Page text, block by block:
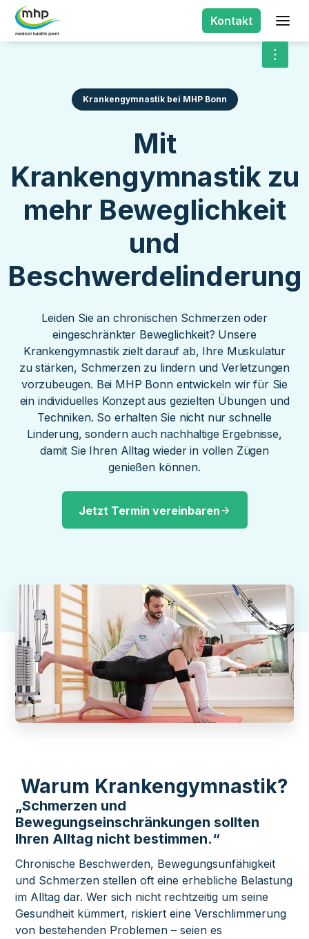
Kontakt
Krankengymnastik bei MHP Bonn
Mit
Krankengymnastik zu
mehr Beweglichkeit
und
Beschwerdelinderung
Leiden Sie an chronischen Schmerzen oder
eingeschränkter Beweglichkeit? Unsere
Krankengymnastik zielt darauf ab, Ihre Muskulatur
zu stärken, Schmerzen zu lindern und Verletzungen
vorzubeugen. Bei MHP Bonn entwickeln wir für Sie
ein individuelles Konzept aus gezielten Übungen und
Techniken. So erhalten Sie nicht nur schnelle
Linderung, sondern auch nachhaltige Ergebnisse,
damit Sie Ihren Alltag wieder in vollen Zügen
genießen können.
Jetzt Termin vereinbaren
Warum Krankengymnastik?
„Schmerzen und
Bewegungseinschränkungen sollten
Ihren Alltag nicht bestimmen.“
Chronische Beschwerden, Bewegungsunfähigkeit
und Schmerzen stellen oft eine erhebliche Belastung
im Alltag dar. Wer sich nicht rechtzeitig um seine
Gesundheit kümmert, riskiert eine Verschlimmerung
von bestehenden Problemen – seien es